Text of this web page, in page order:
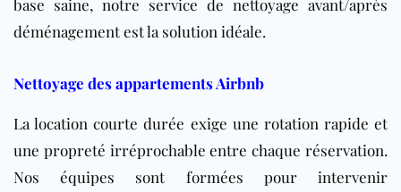
base saine, notre service de nettoyage avant/après
déménagement est la solution idéale.
Nettoyage des appartements Airbnb
La location courte durée exige une rotation rapide et
une propreté irréprochable entre chaque réservation.
Nos équipes sont formées pour intervenir